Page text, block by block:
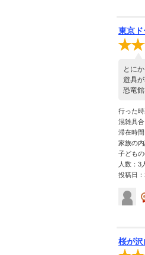
東京
とに
遊具
恐竜
行った
混雑具
滞在時
家族の
子ども
人数：3
投稿日
桜が